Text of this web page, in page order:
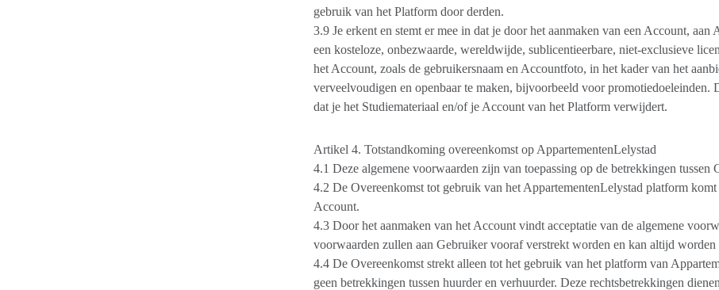
gebruik van het Platform door derden.
3.9 Je erkent en stemt er mee in dat je door het aanmaken van een Account, aan
een kosteloze, onbezwaarde, wereldwijde, sublicentieerbare, niet-exclusieve
het Account, zoals de gebruikersnaam en Accountfoto, in het kader van het
verveelvoudigen en openbaar te maken, bijvoorbeeld voor promotiedoeleinden.
dat je het Studiemateriaal en/of je Account van het Platform verwijdert.
Artikel 4. Totstandkoming overeenkomst op AppartementenLelystad
4.1 Deze algemene voorwaarden zijn van toepassing op de betrekkingen tussen
4.2 De Overeenkomst tot gebruik van het AppartementenLelystad platform komt
Account.
4.3 Door het aanmaken van het Account vindt acceptatie van de algemene
voorwaarden zullen aan Gebruiker vooraf verstrekt worden en kan altijd worden
4.4 De Overeenkomst strekt alleen tot het gebruik van het platform van
geen betrekkingen tussen huurder en verhuurder. Deze rechtsbetrekkingen